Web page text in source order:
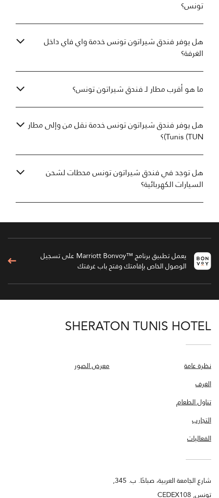
تونس؟
هل يوفر فندق شيراتون تونس خدمة واي فاي داخل
الغرفة؟
ما هو أقرب مطار لـ فندق شيراتون تونس؟
هل يوفر فندق شيراتون تونس خدمة نقل من وإلى مطار
Tunis (TUN)؟
هل توجد في فندق شيراتون تونس محطات لشحن
السيارات الكهربائية؟
يعمل تطبيق برنامج ™Marriott Bonvoy على تسجيل
الوصول الخاص بإقامتك وفتح باب غرفتك
SHERATON TUNIS HOTEL
نظرة عامة
الغرف
تناول الطعام
التجارب
الفعاليات
معرض الصور
شارع الجامعة العربية، صباحًا. ب. 345,
تونس, CEDEX108